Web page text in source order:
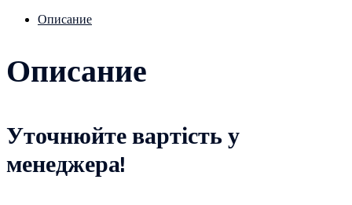
Описание
Описание
Уточнюйте вартість у
менеджера!